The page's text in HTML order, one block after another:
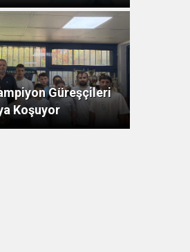
Güreşçileri
Koşuyor